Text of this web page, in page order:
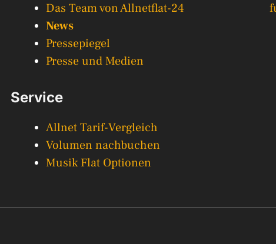
Das Team von Allnetflat-24
News
Pressepiegel
Presse und Medien
Service
Allnet Tarif-Vergleich
Volumen nachbuchen
Musik Flat Optionen